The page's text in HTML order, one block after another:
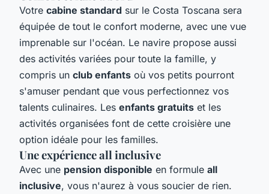
Votre cabine standard sur le Costa Toscana sera
équipée de tout le confort moderne, avec une vue
imprenable sur l'océan. Le navire propose aussi
des activités variées pour toute la famille, y
compris un club enfants où vos petits pourront
s'amuser pendant que vous perfectionnez vos
talents culinaires. Les enfants gratuits et les
activités organisées font de cette croisière une
option idéale pour les familles.
Une expérience all inclusive
Avec une pension disponible en formule all
inclusive, vous n'aurez à vous soucier de rien.